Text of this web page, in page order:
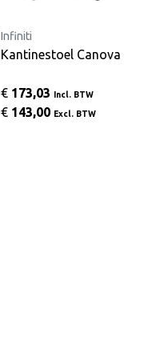
Infiniti
Kantinestoel Canova
€ 173,03 Incl. BTW
€ 143,00 Excl. BTW